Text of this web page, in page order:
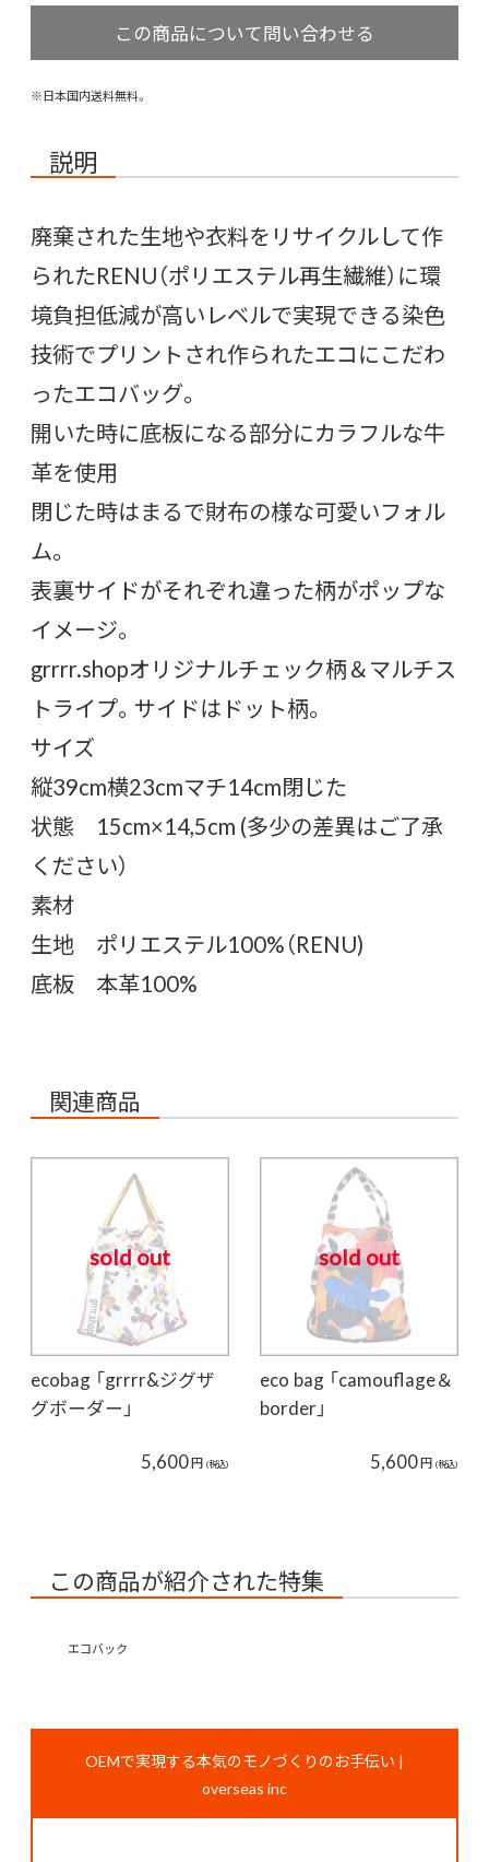
※日本国内送料無料。
説明
廃棄された生地や衣料をリサイクルして作
られたRENU（ポリエステル再生繊維）に環
境負担低減が高いレベルで実現できる染色
技術でプリントされ作られたエコにこだわ
ったエコバッグ。
開いた時に底板になる部分にカラフルな牛
革を使用
閉じた時はまるで財布の様な可愛いフォル
ム。
表裏サイドがそれぞれ違った柄がポップな
イメージ。
grrrr.shopオリジナルチェック柄＆マルチス
トライプ。サイドはドット柄。
サイズ
縦39cm横23cmマチ14cm閉じた
状態 15cm×14,5cm (多少の差異はご了承
ください）
素材
生地 ポリエステル100%（RENU)
底板 本革100%
関連商品
sold out
ecobag 「grrrr&ジグザ
グボーダー」
5,600円 (税込)
sold out
eco bag 「camouflage＆
border」
5,600円 (税込)
この商品が紹介された特集
エコバック
OEMで実現する本気のモノづくりのお手伝い |
overseas inc